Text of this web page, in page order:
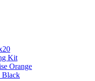
Kit
Orange
Black